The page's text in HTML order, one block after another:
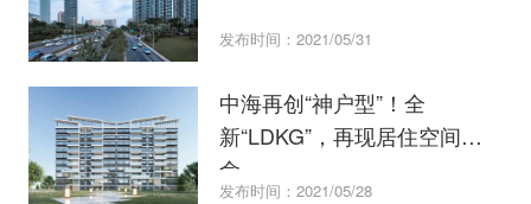
发布时间：2021/05/31
中海再创“神户型”！全
新“LDKG”，再现居住空间革
命
发布时间：2021/05/28